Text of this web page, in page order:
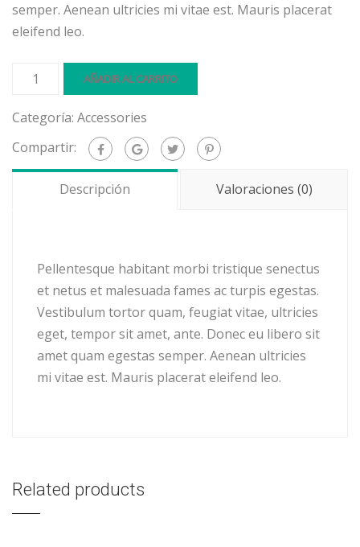
semper. Aenean ultricies mi vitae est. Mauris placerat
eleifend leo.
AÑADIR AL CARRITO
Categoría: Accessories
Compartir:
Descripción Valoraciones (0)
Pellentesque habitant morbi tristique senectus
et netus et malesuada fames ac turpis egestas.
Vestibulum tortor quam, feugiat vitae, ultricies
eget, tempor sit amet, ante. Donec eu libero sit
amet quam egestas semper. Aenean ultricies
mi vitae est. Mauris placerat eleifend leo.
Related products